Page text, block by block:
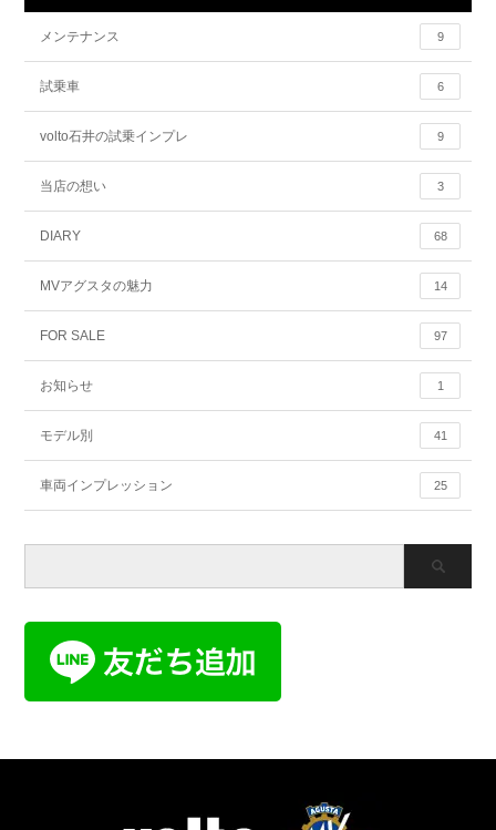
メンテナンス 9
試乗車 6
volto石井の試乗インプレ 9
当店の想い 3
DIARY 68
MVアグスタの魅力 14
FOR SALE 97
お知らせ 1
モデル別 41
車両インプレッション 25